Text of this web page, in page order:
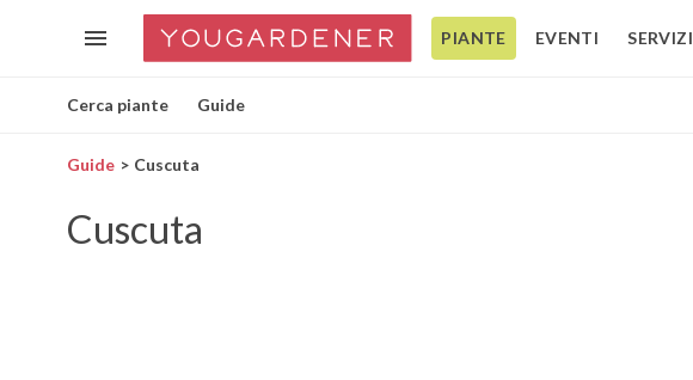
PIANTE EVENTI SERVIZI
Cerca piante Guide
Guide Cuscuta
Cuscuta